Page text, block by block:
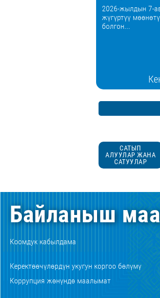
2026-жылдын 7-
жүгүртүү
болгон...
САТЫП
АЛУУЛАР ЖАНА
САТУУЛАР
Байланыш
Коомдук кабылдама
Керектөөчүлөрдүн укугун коргоо бөлүмү
Коррупция жөнүндө маалымат